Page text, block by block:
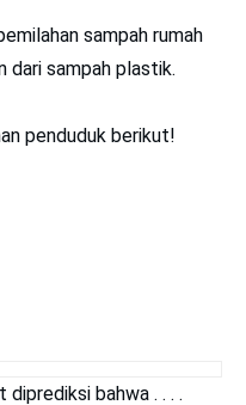
sampah rumah
dari sampah plastik.
penduduk berikut!
bahwa . . . .